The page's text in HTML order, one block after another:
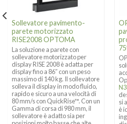
Sollevatore pavimento-
parete motorizzato
RISE2008 OPTOMA
La soluzione a parete con
sollevatore motorizzato per
display RISE 2008 è adatta per
display fino a 86″ con un peso
massimo di 140 kg. Il sollevatore
solleva il display in modo fluido,
rapido e sicuro a una velocità di
80 mm/s con QuickRise™. Con un
Gamma di corsa di 980 mm, il
sollevatore è adatto sia per
si
è